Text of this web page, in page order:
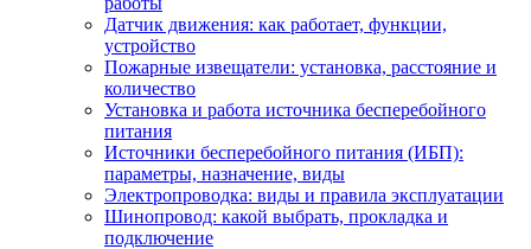
Датчик движения: как работает, функции,
устройство
Пожарные извещатели: установка, расстояние и
количество
Установка и работа источника бесперебойного
питания
Источники бесперебойного питания (ИБП):
параметры, назначение, виды
Электропроводка: виды и правила эксплуатации
Шинопровод: какой выбрать, прокладка и
подключение